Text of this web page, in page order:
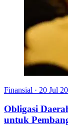
Finansial · 20 Jul
Obligasi
untuk